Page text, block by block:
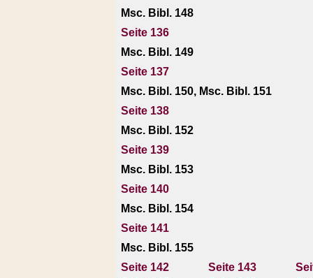
Msc. Bibl. 148
Seite 136
Msc. Bibl. 149
Seite 137
Msc. Bibl. 150, Msc. Bibl. 151
Seite 138
Msc. Bibl. 152
Seite 139
Msc. Bibl. 153
Seite 140
Msc. Bibl. 154
Seite 141
Msc. Bibl. 155
Seite 142
Seite 143